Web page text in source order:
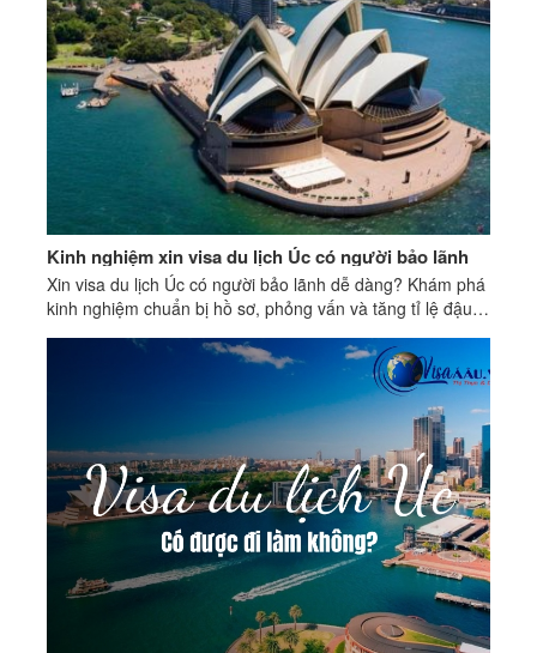
Kinh nghiệm xin visa du lịch Úc có người bảo lãnh
Xin visa du lịch Úc có người bảo lãnh dễ dàng? Khám phá
kinh nghiệm chuẩn bị hồ sơ, phỏng vấn và tăng tỉ lệ đậu